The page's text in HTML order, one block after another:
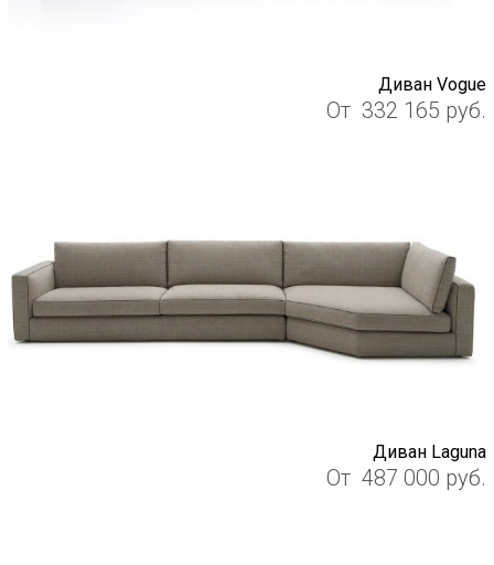
Диван Vogue
От 332 165 руб.
Диван Laguna
От 487 000 руб.